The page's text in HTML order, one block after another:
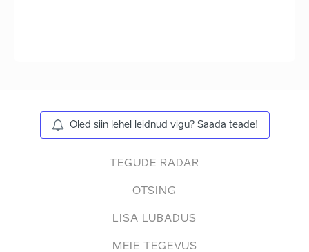
Oled siin lehel leidnud vigu? Saada teade!
TEGUDE RADAR
OTSING
LISA LUBADUS
MEIE TEGEVUS